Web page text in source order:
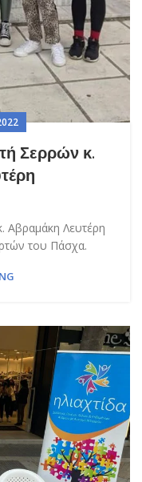
Σερρών κ.
Αβραμάκη Λευτέρη
του Πάσχα.